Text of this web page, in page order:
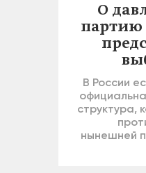
О
партию
В России
структура,
нынешней